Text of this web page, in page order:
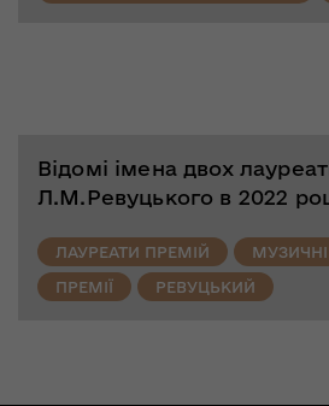
Відомі імена двох
Л.М.Ревуцького в 2022
ЛАУРЕАТИ ПРЕМІЙ МУЗИЧНІ
ПРЕМІЇ РЕВУЦЬКИЙ